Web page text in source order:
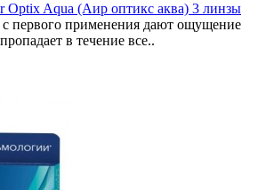
Optix Aqua (Аир оптикс аква) 3 линзы
первого применения дают ощущение
в течение все..